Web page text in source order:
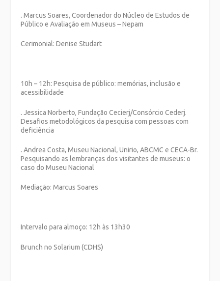
. Marcus Soares, Coordenador do Núcleo de Estudos de
Público e Avaliação em Museus – Nepam
Cerimonial: Denise Studart
10h – 12h: Pesquisa de público: memórias, inclusão e
acessibilidade
. Jessica Norberto, Fundação Cecierj/Consórcio Cederj.
Desafios metodológicos da pesquisa com pessoas com
deficiência
. Andrea Costa, Museu Nacional, Unirio, ABCMC e CECA-Br.
Pesquisando as lembranças dos visitantes de museus: o
caso do Museu Nacional
Mediação: Marcus Soares
Intervalo para almoço: 12h às 13h30
Brunch no Solarium (CDHS)